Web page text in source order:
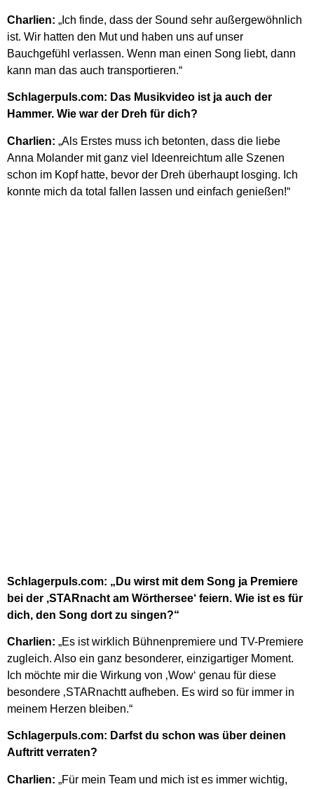
Charlien: „Ich finde, dass der Sound sehr außergewöhnlich
ist. Wir hatten den Mut und haben uns auf unser
Bauchgefühl verlassen. Wenn man einen Song liebt, dann
kann man das auch transportieren.“
Schlagerpuls.com: Das Musikvideo ist ja auch der
Hammer. Wie war der Dreh für dich?
Charlien: „Als Erstes muss ich betonten, dass die liebe
Anna Molander mit ganz viel Ideenreichtum alle Szenen
schon im Kopf hatte, bevor der Dreh überhaupt losging. Ich
konnte mich da total fallen lassen und einfach genießen!“
Schlagerpuls.com: „Du wirst mit dem Song ja Premiere
bei der ‚STARnacht am Wörthersee‘ feiern. Wie ist es für
dich, den Song dort zu singen?“
Charlien: „Es ist wirklich Bühnenpremiere und TV-Premiere
zugleich. Also ein ganz besonderer, einzigartiger Moment.
Ich möchte mir die Wirkung von ‚Wow‘ genau für diese
besondere ‚STARnachtt aufheben. Es wird so für immer in
meinem Herzen bleiben.“
Schlagerpuls.com: Darfst du schon was über deinen
Auftritt verraten?
Charlien: „Für mein Team und mich ist es immer wichtig,